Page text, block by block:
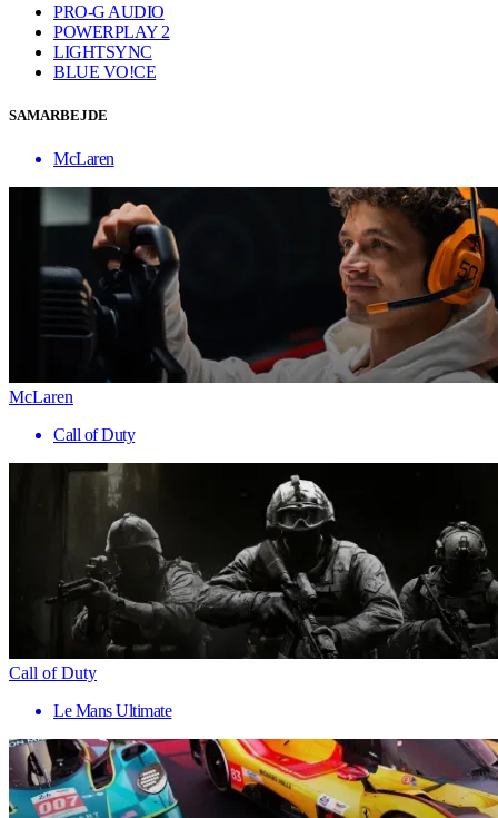
PRO-G AUDIO
POWERPLAY 2
LIGHTSYNC
BLUE VO!CE
SAMARBEJDE
McLaren
McLaren
Call of Duty
Call of Duty
Le Mans Ultimate